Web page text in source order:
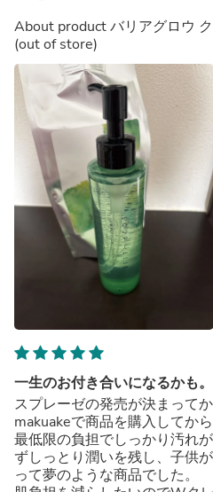
About productバリアグロウ
(out of store)
一生のお付き合いになるかも。
スプレーゼの発売が決まって
makuakeで商品を購入してか
最低限の負担でしっかり汚れ
ずしっとり潤いを残し、子供
って夢のような商品でした。